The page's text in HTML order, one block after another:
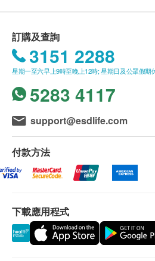
訂購及查詢
3151 2288
星期一至六早上9時至晚上12時; 星期日及公眾假期
5283 4117
support@esdlife.com
付款方法
下載應用程式